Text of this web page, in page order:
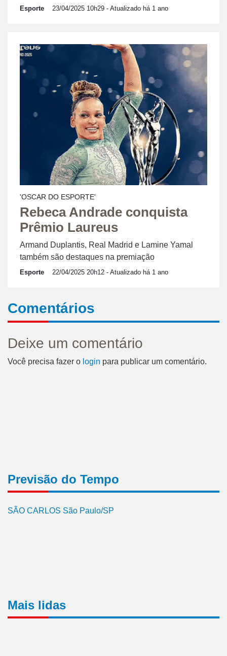
Esporte 23/04/2025 10h29 - Atualizado há 1 ano
'OSCAR DO ESPORTE'
Rebeca Andrade conquista
Prêmio Laureus
Armand Duplantis, Real Madrid e Lamine Yamal
também são destaques na premiação
Esporte 22/04/2025 20h12 - Atualizado há 1 ano
Comentários
Deixe um comentário
Você precisa fazer o login para publicar um comentário.
Previsão do Tempo
SÃO CARLOS São Paulo/SP
Mais lidas